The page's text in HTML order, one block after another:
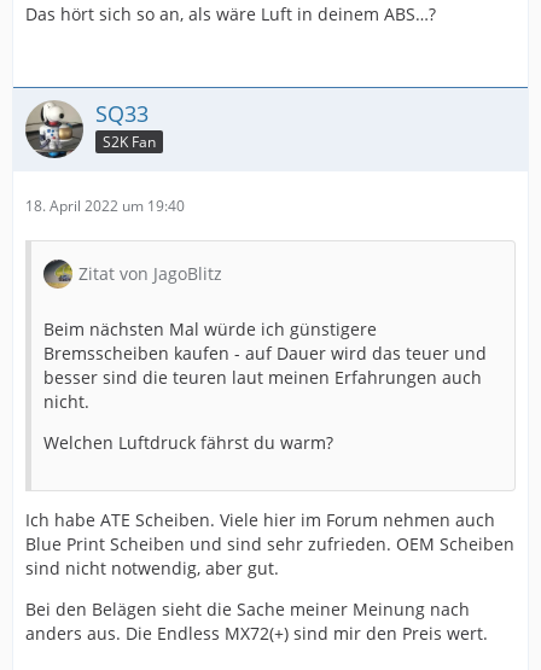
Das hört sich so an, als wäre Luft in deinem ABS…?
SQ33
S2K Fan
18. April 2022 um 19:40
Zitat von JagoBlitz
Beim nächsten Mal würde ich günstigere
Bremsscheiben kaufen - auf Dauer wird das teuer und
besser sind die teuren laut meinen Erfahrungen auch
nicht.
Welchen Luftdruck fährst du warm?
Ich habe ATE Scheiben. Viele hier im Forum nehmen auch
Blue Print Scheiben und sind sehr zufrieden. OEM Scheiben
sind nicht notwendig, aber gut.
Bei den Belägen sieht die Sache meiner Meinung nach
anders aus. Die Endless MX72(+) sind mir den Preis wert.